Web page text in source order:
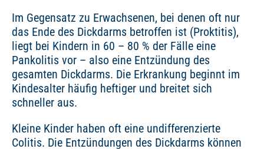
Im Gegensatz zu Erwachsenen, bei denen oft nur
das Ende des Dickdarms betroffen ist (Proktitis),
liegt bei Kindern in 60 – 80 % der Fälle eine
Pankolitis vor – also eine Entzündung des
gesamten Dickdarms. Die Erkrankung beginnt im
Kindesalter häufig heftiger und breitet sich
schneller aus.
Kleine Kinder haben oft eine undifferenzierte
Colitis. Die Entzündungen des Dickdarms können